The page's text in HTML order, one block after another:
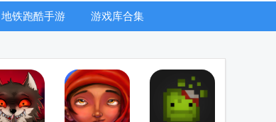
地铁跑酷手游
游戏库合集
看器